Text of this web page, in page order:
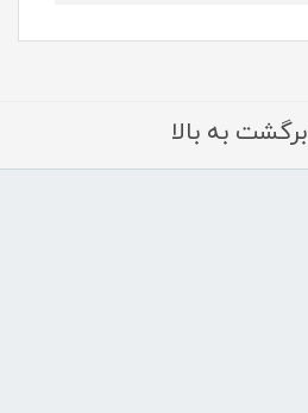
برگشت به بالا